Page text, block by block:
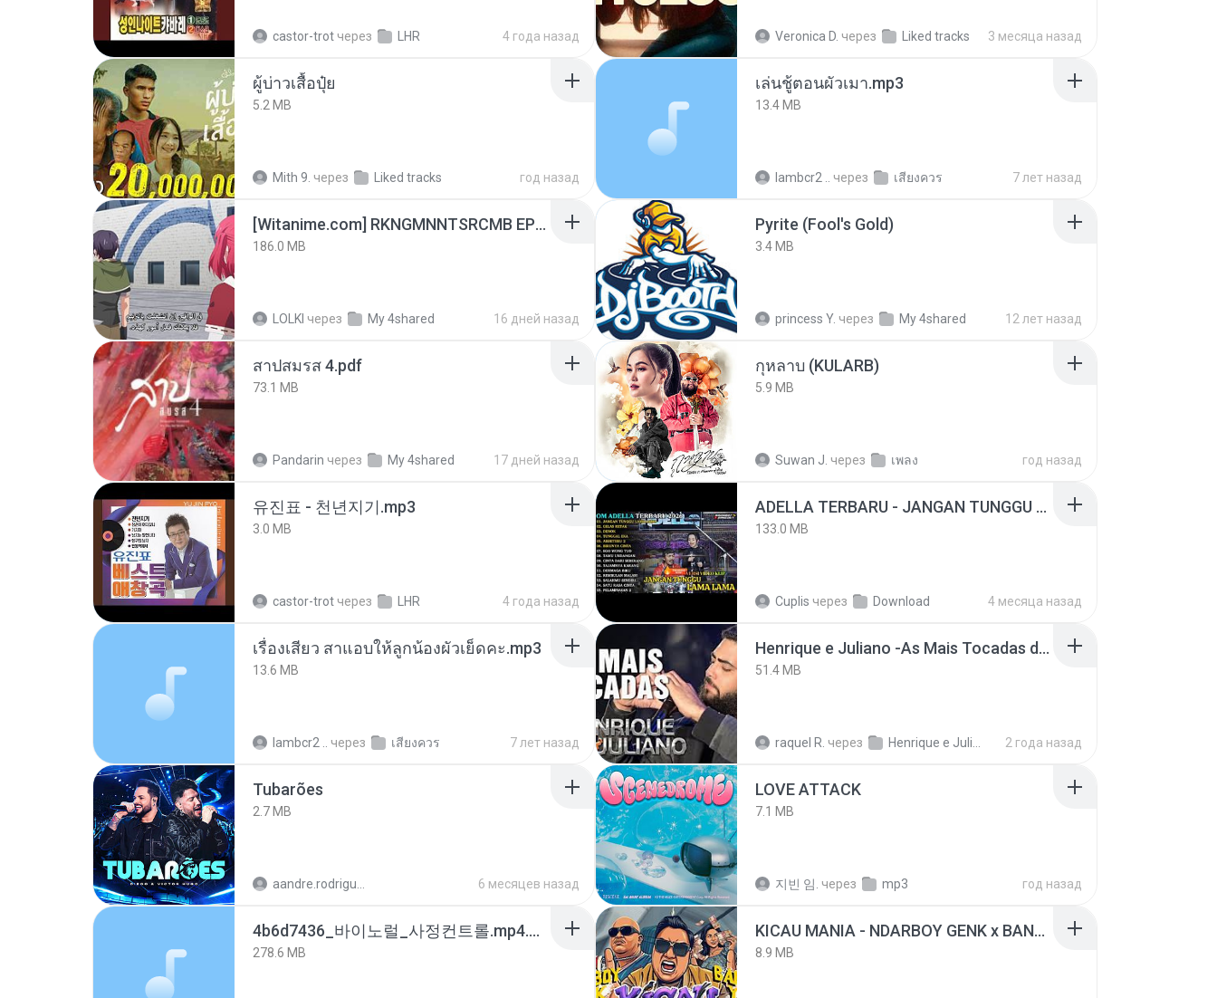
castor-trot через LHR 4 года назад Veronica D. через Liked tracks 3 месяца назад
ผู้บ่าวเสื้อปุ๋ย
5.2 MB
Mith 9. через Liked tracks год назад
เล่นชู้ตอนผัวเมา.mp3
13.4 MB
lambcr2 .. через เสียงควร 7 лет назад
[Witanime.com] RKNGMNNTSRCMB EP 05 HD.mp4
186.0 MB
LOLKI через My 4shared 16 дней назад
Pyrite (Fool's Gold)
3.4 MB
princess Y. через My 4shared 12 лет назад
สาปสมรส 4.pdf
73.1 MB
Pandarin через My 4shared 17 дней назад
กุหลาบ (KULARB)
5.9 MB
Suwan J. через เพลง год назад
유진표 - 천년지기.mp3
3.0 MB
castor-trot через LHR 4 года назад
ADELLA TERBARU - JANGAN TUNGGU LAMA LAMA - GELAS RETAK - OM ADELLA FULL ALBUM TERBARU 2026
133.0 MB
Cuplis через Download 4 месяца назад
เรื่องเสียว สาแอบให้ลูกน้องผัวเย็ดคะ.mp3
13.6 MB
lambcr2 .. через เสียงควร 7 лет назад
Henrique e Juliano -As Mais Tocadas do Henrique e Juliano 2021 -Top Sertanejo 2021,Cd Completo 2021
51.4 MB
raquel R. через 2 года назад
Tubarões
2.7 MB
6 месяцев назад
LOVE ATTACK
7.1 MB
지빈 임. через mp3 год назад
4b6d7436_바이노럴_사정컨트롤.mp4.m4a
278.6 MB
KICAU MANIA - NDARBOY GENK x BANDITOZ YAOW 86 (OFFICIAL LYRIC VIDEO) GAS POL NDANGAK
8.9 MB